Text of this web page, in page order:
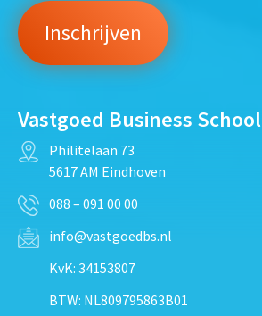
Vastgoed Business School
Philitelaan 73
5617 AM Eindhoven
088 – 091 00 00
info@vastgoedbs.nl
KvK: 34153807
BTW: NL809795863B01